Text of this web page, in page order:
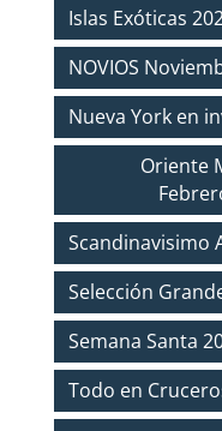
Islas Exóticas
NOVIOS
Nueva York en
Oriente
Scandinavisimo
Selección
Semana Santa
Todo en